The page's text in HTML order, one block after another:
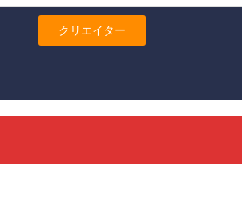
クリエイター